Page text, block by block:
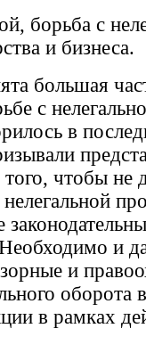
борьба с
и бизнеса.
большая
с
в
чтобы не
и
и
оборота
в рамках